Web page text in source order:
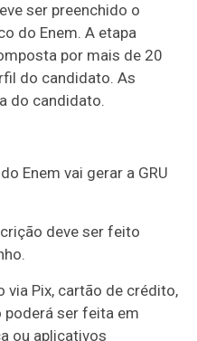
ser preenchido o
do Enem. A etapa
por mais de 20
do candidato. As
do candidato.
Enem vai gerar a GRU
deve ser feito
via Pix, cartão de crédito,
ser feita em
ou aplicativos